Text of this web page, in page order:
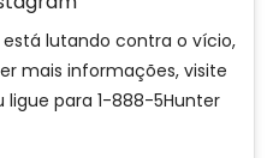
lutando contra o vício,
mais informações, visite
para 1-888-5Hunter